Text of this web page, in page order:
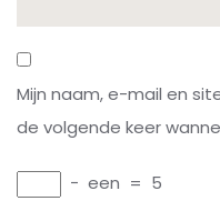
Mijn naam, e-mail en
de volgende keer
− een = 5